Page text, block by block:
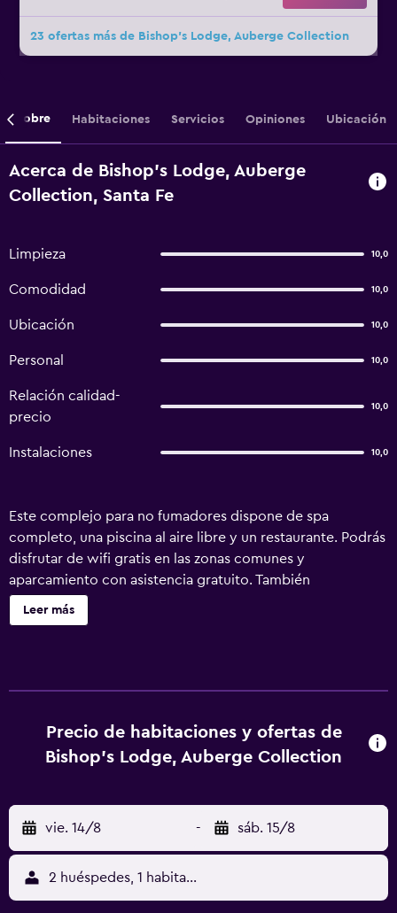
23 ofertas más de Bishop's Lodge, Auberge Collection
Sobre Habitaciones Servicios Opiniones Ubicación
Acerca de Bishop's Lodge, Auberge
Collection, Santa Fe
Limpieza 10,0
Comodidad 10,0
Ubicación 10,0
Personal 10,0
Relación calidad-
precio
10,0
Instalaciones 10,0
Este complejo para no fumadores dispone de spa
completo, una piscina al aire libre y un restaurante. Podrás
disfrutar de wifi gratis en las zonas comunes y
aparcamiento con asistencia gratuito. También
encontrarás un gimnasio abierto las 24 horas, un bar o
lounge y un bar junto a la piscina. Bishop's Lodge,
zona de estar separada. Las camas tienen colchones con
una capa de acolchado adicional y están vestidas con
pulgadas con canales por cable de suscripción y películas
de pago. Los baños están equipados con bañera o ducha,
albornoces, zapatillas y artículos de higiene personal de
diseño. Este complejo en Santa Fe ofrece acceso a
Internet wifi gratis. Los servicios para las personas de
Leer más
Precio de habitaciones y ofertas de
Bishop's Lodge, Auberge Collection
vie. 14/8 - sáb. 15/8
2 huéspedes, 1 habitación